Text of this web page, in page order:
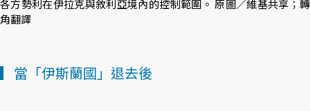
各方勢利在伊拉克與敘利亞境內的控制範圍。 原圖／維基共享；轉
角翻譯
▎當「伊斯蘭國」退去後